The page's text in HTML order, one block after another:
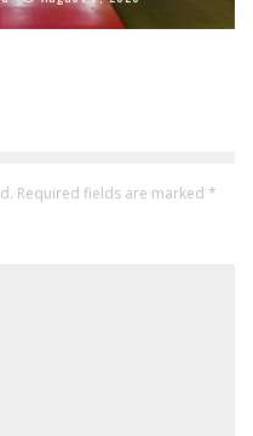
Required fields are marked *